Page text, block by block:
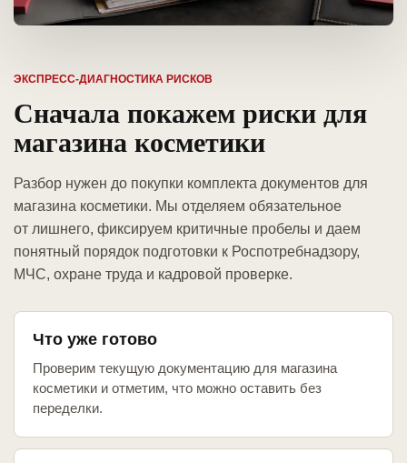
ЭКСПРЕСС-ДИАГНОСТИКА РИСКОВ
Сначала покажем риски для
магазина косметики
Разбор нужен до покупки комплекта документов для
магазина косметики. Мы отделяем обязательное
от лишнего, фиксируем критичные пробелы и даем
понятный порядок подготовки к Роспотребнадзору,
МЧС, охране труда и кадровой проверке.
Что уже готово
Проверим текущую документацию для магазина
косметики и отметим, что можно оставить без
переделки.